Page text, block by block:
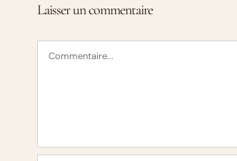
Laisser un commentaire
Commentaire